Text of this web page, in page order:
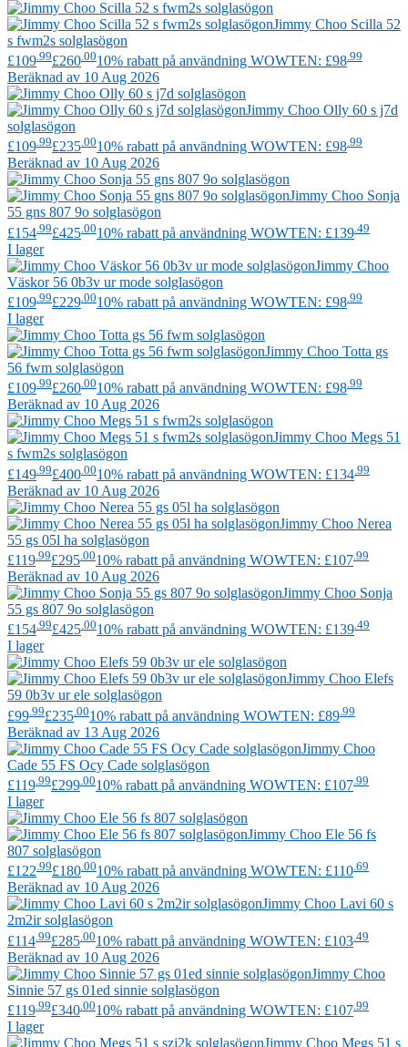
Jimmy Choo Scilla 52
s fwm2s solglasögon
£109 .99£260 .0010% rabatt på användning WOWTEN: £98 .99
Beräknad av 10 Aug 2026
Jimmy Choo Olly 60 s j7d
solglasögon
£109.99£235.0010% rabatt på användning WOWTEN: £98.99
Beräknad av 10 Aug 2026
Jimmy Choo Sonja
55 gns 807 9o solglasögon
£154 .99£425 .0010% rabatt på användning WOWTEN: £139 .49
I lager
Jimmy Choo
Väskor 56 0b3v ur mode solglasögon
£109 .99£229 .0010% rabatt på användning WOWTEN: £98 .99
I lager
Jimmy Choo Totta gs
56 fwm solglasögon
£109.99£260.0010% rabatt på användning WOWTEN: £98.99
Beräknad av 10 Aug 2026
Jimmy Choo Megs 51
s fwm2s solglasögon
£149 .99£400 .0010% rabatt på användning WOWTEN: £134 .99
Beräknad av 10 Aug 2026
Jimmy Choo Nerea
55 gs 05l ha solglasögon
£119 .99£295 .0010% rabatt på användning WOWTEN: £107 .99
Beräknad av 10 Aug 2026
Jimmy Choo Sonja
55 gs 807 9o solglasögon
£154 .99£425 .0010% rabatt på användning WOWTEN: £139 .49
I lager
Jimmy Choo Elefs
59 0b3v ur ele solglasögon
£99 .99£235 .0010% rabatt på användning WOWTEN: £89 .99
Beräknad av 13 Aug 2026
Jimmy Choo
Cade 55 FS Ocy Cade solglasögon
£119 .99£299 .0010% rabatt på användning WOWTEN: £107 .99
I lager
Jimmy Choo Ele 56 fs
807 solglasögon
£122 .99£180 .0010% rabatt på användning WOWTEN: £110 .69
Beräknad av 10 Aug 2026
Jimmy Choo Lavi 60 s
2m2ir solglasögon
£114 .99£285 .0010% rabatt på användning WOWTEN: £103 .49
Beräknad av 10 Aug 2026
Jimmy Choo
Sinnie 57 gs 01ed sinnie solglasögon
£119 .99£340 .0010% rabatt på användning WOWTEN: £107 .99
I lager
Jimmy Choo Megs 51 s